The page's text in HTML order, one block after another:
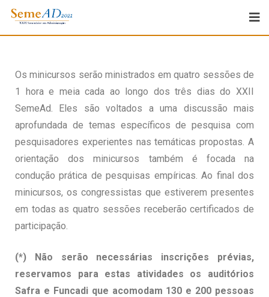
Os minicursos serão ministrados em quatro sessões de
1 hora e meia cada ao longo dos três dias do XXII
SemeAd. Eles são voltados a uma discussão mais
aprofundada de temas específicos de pesquisa com
pesquisadores experientes nas temáticas propostas. A
orientação dos minicursos também é focada na
condução prática de pesquisas empíricas. Ao final dos
minicursos, os congressistas que estiverem presentes
em todas as quatro sessões receberão certificados de
participação.
(*) Não serão necessárias inscrições prévias,
reservamos para estas atividades os auditórios
Safra e Funcadi que acomodam 130 e 200 pessoas